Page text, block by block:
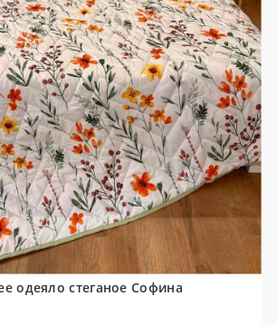
одеяло стеганое Софина